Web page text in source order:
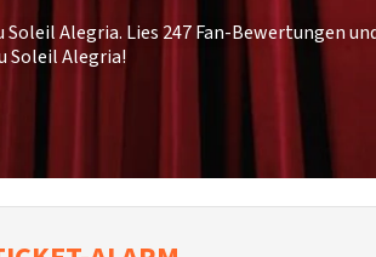
Alegria. Lies 247 Fan-Bewertungen
Soleil Alegria!